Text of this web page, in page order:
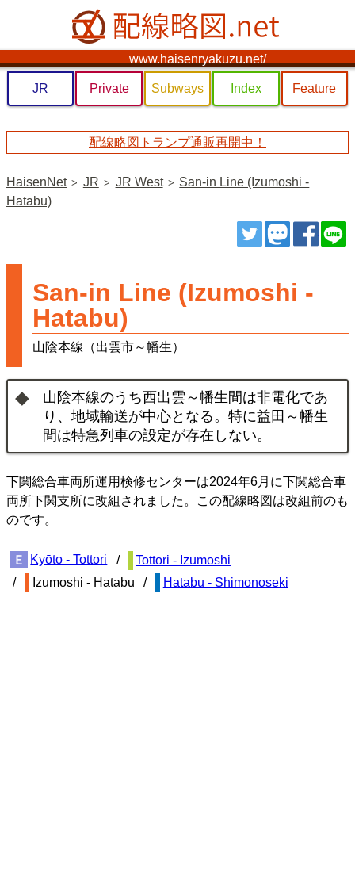
www.haisenryakuzu.net/
JR Private Subways Index Feature
配線略図トランプ通販再開中！
HaisenNet JR JR West
San-in Line (Izumoshi -
Hatabu)
ツイートトゥート
シェ
San-in Line (Izumoshi -
Hatabu)
山陰本線（出雲市～幡生）
山陰本線のうち西出雲～幡生間は非電化であ
り、地域輸送が中心となる。特に益田～幡生
間は特急列車の設定が存在しない。
下関総合車両所運用検修センターは2024年6月に下関総合車
両所下関支所に改組されました。この配線略図は改組前のも
のです。
Kyōto - Tottori
Tottori - Izumoshi
Izumoshi - Hatabu
Hatabu - Shimonoseki